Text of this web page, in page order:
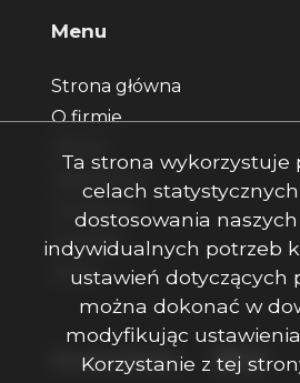
Menu
Strona główna
O firmie
Zgłoszenia
Ulubione
Kontakt
Rodo
Social Media
Ta strona wykorzystuje
celach
dostosowania
indywidualnych potrzeb
ustawień dotyczących
można dokonać w
modyfikując
Korzystanie z tej